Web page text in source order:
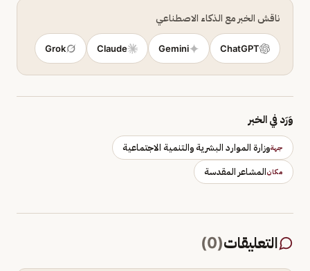
ناقش الخبر مع الذكاء الاصطناعي
ChatGPT
Gemini
Claude
Grok
وَرَد في الخبر
جهةوزارة الموارد البشرية والتنمية الاجتماعية
مكانالمشاعر المقدسة
التعليقات(
0
)